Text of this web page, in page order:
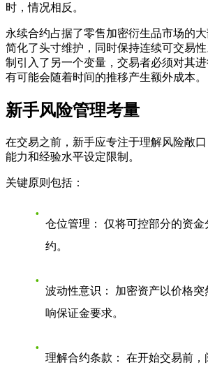
时，情况相反。
永续合约占据了零售加密衍生品市场的
简化了头寸维护，同时保持连续可交易
制引入了另一个变量，交易者必须对其
有可能会随着时间的推移产生额外成本。
新手风险管理考量
在交易之前，新手应专注于理解风险敞
能力和经验水平设定限制。
关键原则包括：
仓位管理：
仅将可控部分的资
约。
波动性意识：
加密资产以价格
响保证金要求。
理解合约条款： 在开始交易前，